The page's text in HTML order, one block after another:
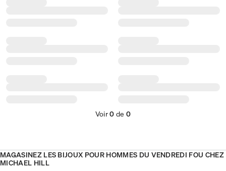
Voir0 de 0
MAGASINEZ LES BIJOUX POUR HOMMES DU VENDREDI FOU CHEZ
MICHAEL HILL